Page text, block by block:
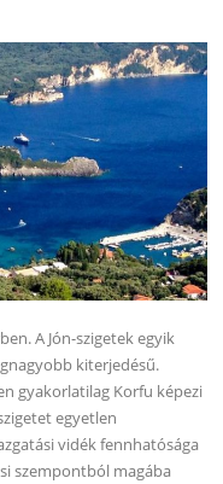
A Jón-szigetek egyik
kiterjedésű.
gyakorlatilag Korfu képezi
egyetlen
vidék fennhatósága
szempontból magába